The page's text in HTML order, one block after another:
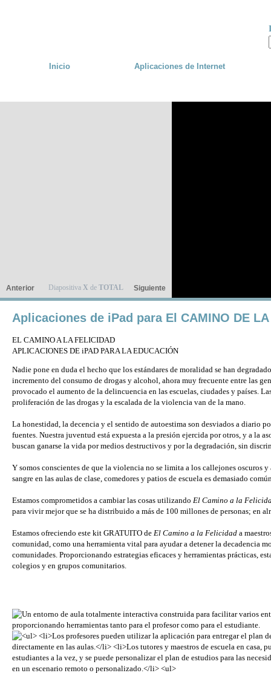
Inicio Aplicaciones de Internet
Diapositiva X de TOTAL
Anterior Siguiente
Aplicaciones de iPad para El CAMINO DE LA
EL CAMINO A LA FELICIDAD
APLICACIONES DE iPAD PARA LA EDUCACIÓN
Nadie pone en duda el hecho que los estándares de moralidad se han
incremento del consumo de drogas y alcohol, ahora muy frecuente entre las
provocado el aumento de la delincuencia en las escuelas, ciudades y países.
proliferación de las drogas y la escalada de la violencia van de la mano.
La honestidad, la decencia y el sentido de autoestima son desviados a diario
fuentes. Nuestra juventud está expuesta a la presión ejercida por otros, y a la
buscan ganarse la vida por medios destructivos y por la degradación, sin
Y somos conscientes de que la violencia no se limita a los callejones oscuros y
sangre en las aulas de clase, comedores y patios de escuela es demasiado
Estamos comprometidos a cambiar las cosas utilizando El Camino a la
para vivir mejor que se ha distribuido a más de 100 millones de personas; en
Estamos ofreciendo este kit GRATUITO de El Camino a la Felicidad a
comunidad, como una herramienta vital para ayudar a detener la decadencia
comunidades. Proporcionando estrategias eficaces y herramientas prácticas,
colegios y en grupos comunitarios.